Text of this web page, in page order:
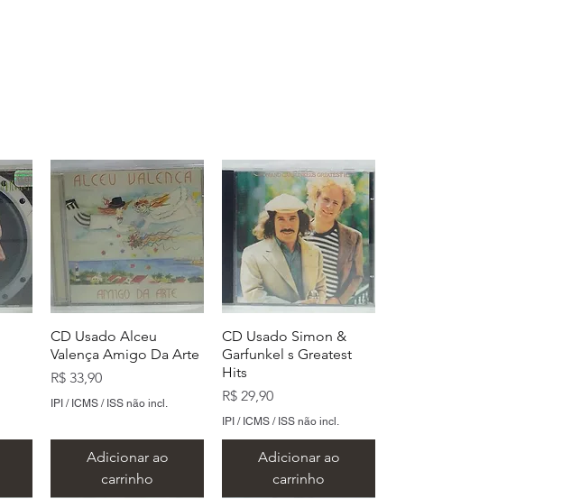
CD Usado Alceu
Valença Amigo Da Arte
Preço
R$ 33,90
IPI / ICMS / ISS não incl.
Adicionar ao
carrinho
CD Usado Simon &
Garfunkel s Greatest
Hits
Preço
R$ 29,90
IPI / ICMS / ISS não incl.
Adicionar ao
carrinho